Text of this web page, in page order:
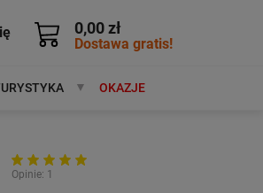
0,00 zł
Dostawa gratis!
MARKIOKAZJE
Opinie: 1